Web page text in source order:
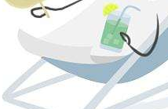
任，具体提货事宜由货主
（ 4）当货主与指定交割
议时，可在交易所规定的
请，由交易所在指定质量
：
：